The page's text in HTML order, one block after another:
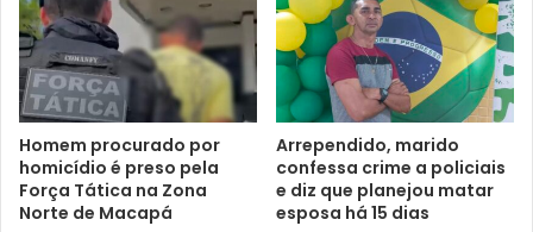
Homem procurado por
homicídio é preso pela
Força Tática na Zona
Norte de Macapá
Arrependido, marido
confessa crime a policiais
e diz que planejou matar
esposa há 15 dias